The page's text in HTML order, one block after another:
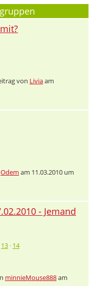
von Liviaam
Odem am 11.03.2010 um
- Jemand
13 · 14
minnieMouse888am